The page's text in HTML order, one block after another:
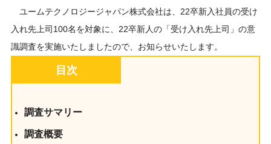
ユームテクノロジージャパン株式会社は、22卒新入社員の受け
入れ先上司100名を対象に、22卒新人の「受け入れ先上司」の意
識調査を実施いたしましたので、お知らせいたします。
目次
調査サマリー
調査概要